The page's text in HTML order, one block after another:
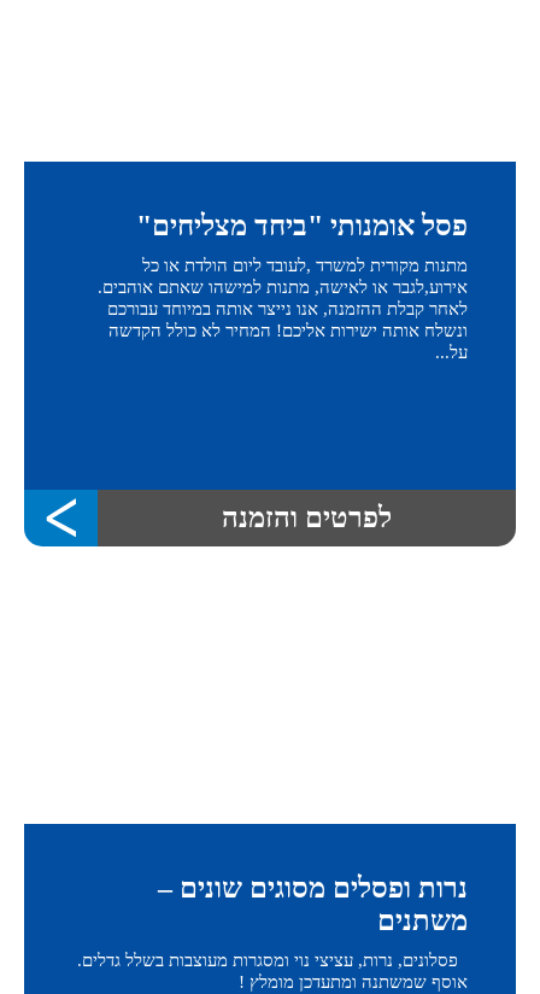
פסל אומנותי "ביחד מצליחים"
מתנות מקורית למשרד ,לעובד ליום הולדת או כל
אירוע,לגבר או לאישה, מתנות למישהו שאתם אוהבים.
לאחר קבלת ההזמנה, אנו נייצר אותה במיוחד עבורכם
ונשלח אותה ישירות אליכם! המחיר לא כולל הקדשה
על...
לפרטים והזמנה
נרות ופסלים מסוגים שונים –
משתנים
פסלונים, נרות, עציצי נוי ומסגרות מעוצבות בשלל גדלים.
אוסף שמשתנה ומתעדכן מומלץ !